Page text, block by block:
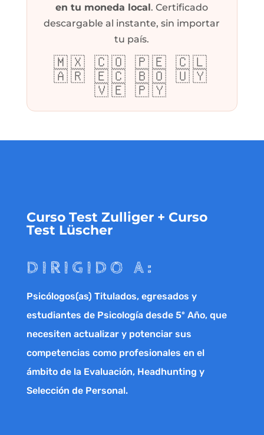
en tu moneda local . Certificado
descargable al instante, sin importar
tu país.
🇲🇽 🇨🇴 🇵🇪 🇨🇱
🇦🇷 🇪🇨 🇧🇴 🇺🇾
🇻🇪 🇵🇾
Curso Test Zulliger + Curso
Test Lüscher
DIRIGIDO A:
Psicólogos(as) Titulados, egresados y
estudiantes de Psicología desde 5º Año, que
necesiten actualizar y potenciar sus
competencias como profesionales en el
ámbito de la Evaluación, Headhunting y
Selección de Personal.